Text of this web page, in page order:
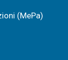
(MePa)